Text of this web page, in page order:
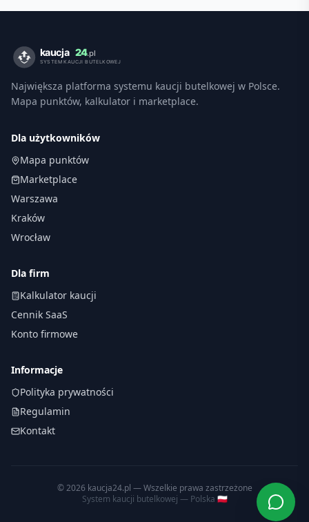
Największa platforma systemu kaucji butelkowej w Polsce.
Mapa punktów, kalkulator i marketplace.
Dla użytkowników
Mapa punktów
Marketplace
Warszawa
Kraków
Wrocław
Dla firm
Kalkulator kaucji
Cennik SaaS
Konto firmowe
Informacje
Polityka prywatności
Regulamin
Kontakt
©2026 kaucja24.pl — Wszelkie prawa zastrzeżone
System kaucji butelkowej — Polska 🇵🇱